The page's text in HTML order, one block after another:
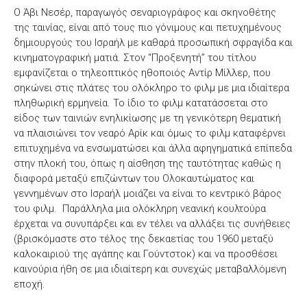
Ο Άβι Νεσέρ, παραγωγός σεναριογράφος και σκηνοθέτης
της ταινίας, είναι από τους πιο γόνιμους και πετυχημένους
δημιουργούς του Ισραήλ με καθαρά προσωπική σφραγίδα και
κινηματογραφική ματιά. Στον “Προξενητή” του τίτλου
εμφανίζεται ο τηλεοπτικός ηθοποιός Αντίρ Μίλλερ, που
σηκώνει στις πλάτες του ολόκληρο το φιλμ με μια ιδιαίτερα
πληθωρική ερμηνεία. Το ίδιο το φιλμ κατατάσσεται στο
είδος των ταινιών ενηλικίωσης με τη γενικότερη θεματική
να πλαισιώνει τον νεαρό Αρίκ και όμως το φιλμ καταφέρνει
επιτυχημένα να ενσωματώσει και άλλα αφηγηματικά επίπεδα
στην πλοκή του, όπως η αίσθηση της ταυτότητας καθώς η
διαφορά μεταξύ επιζώντων του Ολοκαυτώματος και
γεννημένων στο Ισραήλ μοιάζει να είναι το κεντρικό βάρος
του φιλμ. Παράλληλα μια ολόκληρη νεανική κουλτούρα
έρχεται να συνυπάρξει και εν τέλει να αλλάξει τις συνήθειες
(βρισκόμαστε στο τέλος της δεκαετίας του 1960 μεταξύ
καλοκαιριού της αγάπης και Γούντστοκ) και να προσθέσει
καινούρια ήθη σε μια ιδιαίτερη και συνεχώς μεταβαλλόμενη
εποχή.